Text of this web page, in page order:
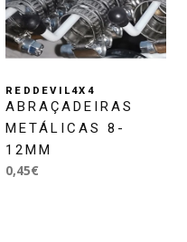
REDDEVIL4X4
ABRAÇADEIRAS
METÁLICAS 8-
12MM
0,45€